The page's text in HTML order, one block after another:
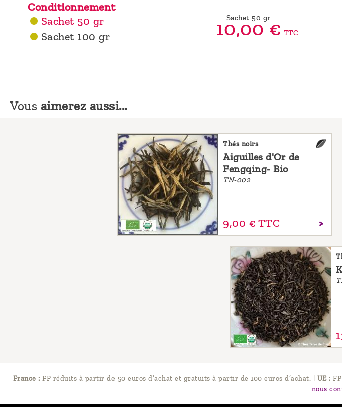
Conditionnement
Sachet 50 gr
Sachet 100 gr
Sachet 50 gr
10,00€ TTC
Vous aimerez aussi...
Thés noirs
Aiguilles d'Or de
Fengqing- Bio
TN-002
9,00 € TTC
France : FP réduits à partir de 50 euros d’achat et gratuits à partir de 100 euros d’achat. | UE :
nous